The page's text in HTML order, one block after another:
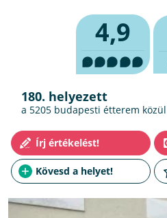
4,9
180. helyezett
a 5205 budapesti étterem közül